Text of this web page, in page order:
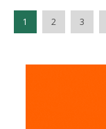
1 2 3